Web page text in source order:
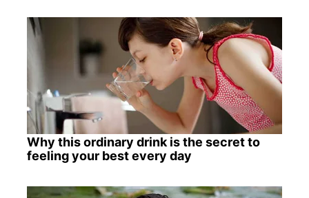
Why this ordinary drink is the secret to
feeling your best every day